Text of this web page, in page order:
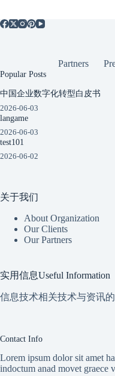
Partners
Popular Posts
中国企业数字化转型白皮书
2026-06-03
langame
2026-06-03
test101
2026-06-02
关于我们
About Organization
Our Clients
Our Partners
实用信息Useful Information
信息技术相关技术与资讯
Contact Info
Lorem ipsum dolor sit amet
indoctum anad movet graece